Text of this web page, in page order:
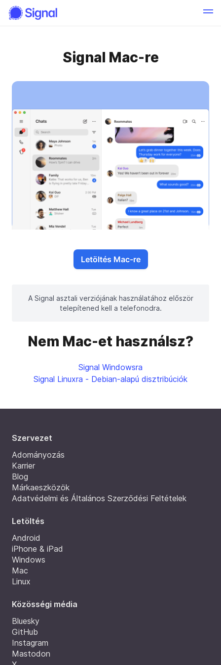
Signal Mac-re
Letöltés Mac-re
A Signal asztali verziójának használatához először
telepítened kell a telefonodra.
Nem Mac-et használsz?
Signal Windowsra
Signal Linuxra - Debian-alapú disztribúciók
Szervezet
Adományozás
Karrier
Blog
Márkaeszközök
Adatvédelmi és Általános Szerződési Feltételek
Letöltés
Android
iPhone & iPad
Windows
Mac
Linux
Közösségi média
Bluesky
GitHub
Instagram
Mastodon